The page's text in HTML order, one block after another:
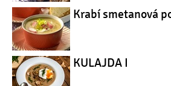
Krabí smetanová
KULAJDA I